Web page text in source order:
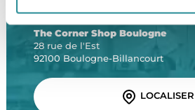
LE SHOP
The Corner Shop Boulogne
28 rue de l'Est
92100 Boulogne-Billancourt
LOCALISER